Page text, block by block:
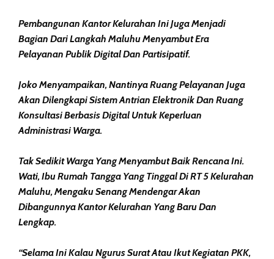
Pembangunan Kantor Kelurahan Ini Juga Menjadi
Bagian Dari Langkah Maluhu Menyambut Era
Pelayanan Publik Digital Dan Partisipatif.
Joko Menyampaikan, Nantinya Ruang Pelayanan Juga
Akan Dilengkapi Sistem Antrian Elektronik Dan Ruang
Konsultasi Berbasis Digital Untuk Keperluan
Administrasi Warga.
Tak Sedikit Warga Yang Menyambut Baik Rencana Ini.
Wati, Ibu Rumah Tangga Yang Tinggal Di RT 5 Kelurahan
Maluhu, Mengaku Senang Mendengar Akan
Dibangunnya Kantor Kelurahan Yang Baru Dan
Lengkap.
“Selama Ini Kalau Ngurus Surat Atau Ikut Kegiatan PKK,